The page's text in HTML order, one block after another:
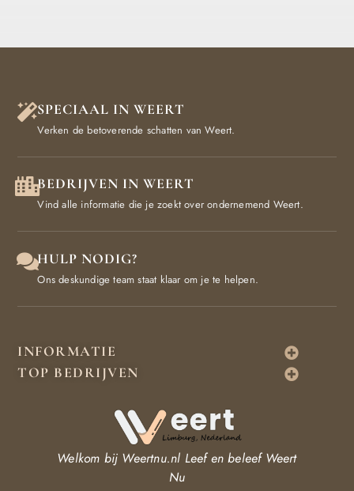
SPECIAAL IN WEERT
Verken de betoverende schatten van Weert.
BEDRIJVEN IN WEERT
Vind alle informatie die je zoekt over ondernemend Weert.
HULP NODIG?
Ons deskundige team staat klaar om je te helpen.
INFORMATIE
TOP BEDRIJVEN
Welkom bij Weertnu.nl Leef en beleef Weert
Nu